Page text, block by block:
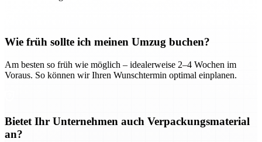
Wie früh sollte ich meinen Umzug buchen?
Am besten so früh wie möglich – idealerweise 2–4 Wochen im
Voraus. So können wir Ihren Wunschtermin optimal einplanen.
Bietet Ihr Unternehmen auch Verpackungsmaterial
an?